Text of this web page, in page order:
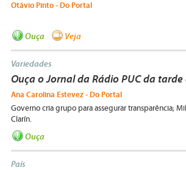
Otávio Pinto - Do Portal
Ouça Veja
Variedades
Ouça o Jornal da Rádio PUC da
Ana Carolina Estevez - Do Portal
Governo cria grupo para assegurar transparência;
Clarín.
Ouça
País